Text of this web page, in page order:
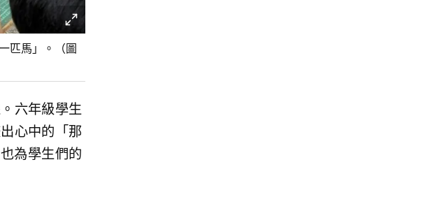
匹馬」。（圖
六年級學生
心中的「那
為學生們的